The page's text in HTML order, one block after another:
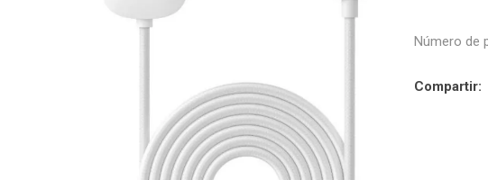
Número de
Compartir: